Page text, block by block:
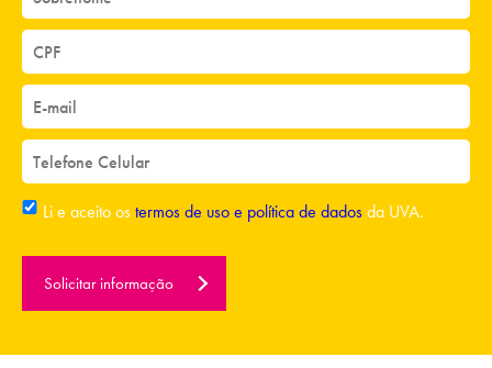
Li e aceito ostermos de uso e política de dadosda UVA.
Solicitar informação